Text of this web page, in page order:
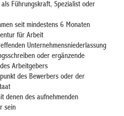
Führungskraft, Spezialist oder
seit mindestens 6 Monaten
für Arbeit
Unternehmensniederlassung
oder ergänzende
Arbeitgebers
des Bewerbers oder der
denen des aufnehmenden
sein